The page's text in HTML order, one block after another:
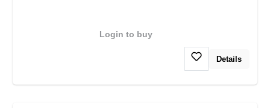
• Erhältlich gerade und in 10°, 20° und 30°
Angulation • 1,5°-Konusverbindung für
höchste Stabilität und Bakteriendichtigkeit •
Anatomischer Gingivaverlauf der
Login to buy
Details